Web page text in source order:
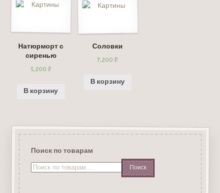
Натюрморт с
сиренью
5,200 Р
В корзину
Соловки
7,200Р
В корзину
Поиск по товарам
Искать: